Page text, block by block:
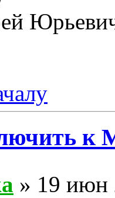
к
» 19 июн